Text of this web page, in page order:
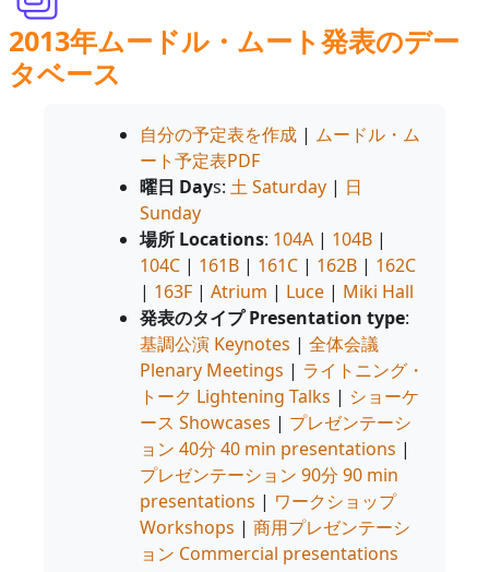
2013年ムードル・ムート発表のデー
タベース
自分の予定表を作成 | ムードル・ム
ート予定表PDF
曜日 Days:土 Saturday | 日
Sunday
場所 Locations: 104A | 104B |
104C | 161B | 161C | 162B | 162C
| 163F |Atrium | Luce | Miki Hall
発表のタイプ Presentation type:
基調公演 Keynotes |全体会議
Plenary Meetings | ライトニング・
トーク Lightening Talks | ショーケ
ース Showcases | プレゼンテーシ
ョン 40分 40 min presentations |
プレゼンテーション 90分 90 min
presentations | ワークショップ
Workshops |商用プレゼンテーシ
ョン Commercial presentations